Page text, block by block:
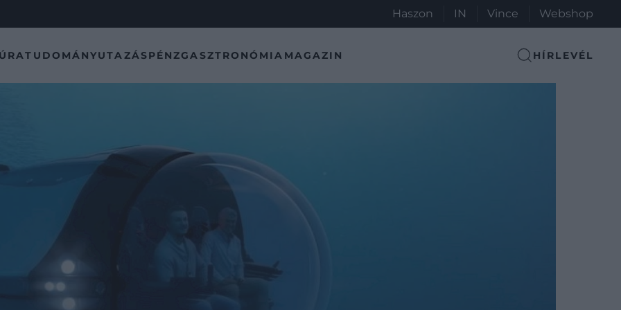
Haszon IN Vince Webshop
TUDOMÁNYUTAZÁSPÉNZGASZTRONÓMIA MAGAZIN HÍRLEVÉL